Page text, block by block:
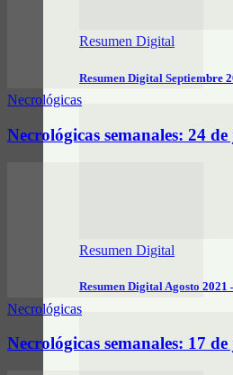
Resumen Digital
Resumen Digital Septiembre
Resumen Digital
Resumen Digital Agosto
Necrológicas
Necrológicas semanales: 24
Necrológicas
Necrológicas semanales: 17